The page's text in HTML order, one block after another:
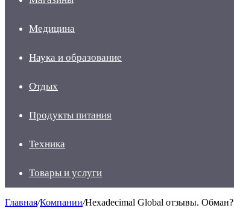
Медицина
Наука и образование
Отдых
Продукты питания
Техника
Товары и услуги
Главная/Компании/Hexadecimal Global отзывы. Обман?